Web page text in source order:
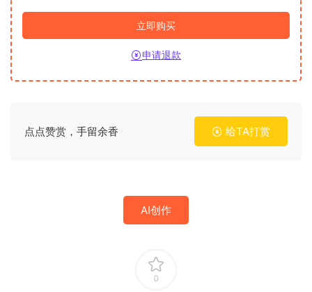
立即购买
申请退款
点点赞赏，手留余香 给TA打赏
AI创作
0